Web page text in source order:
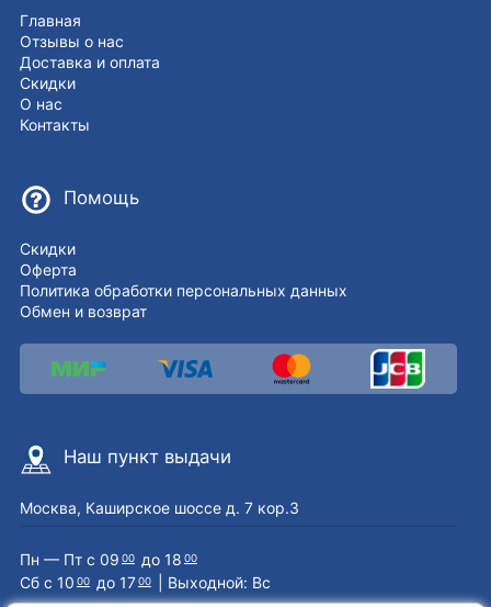
Главная
Отзывы о нас
Доставка и оплата
Скидки
О нас
Контакты
Помощь
Скидки
Оферта
Политика обработки персональных данных
Обмен и возврат
Наш пункт выдачи
Москва, Каширское шоссе д. 7 кор.3
Пн — Пт с 09 00 до 18 00
Сб с 10 00 до 1700 | Выходной: Вс